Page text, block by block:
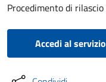
Procedimento di
Accedi al servizio